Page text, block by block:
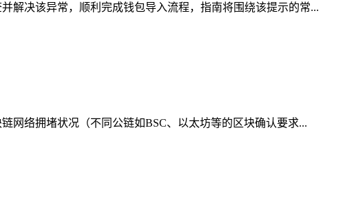
解决该异常，顺利完成钱包导入流程，指南将围绕该提示的常...
网络拥堵状况（不同公链如BSC、以太坊等的区块确认要求...